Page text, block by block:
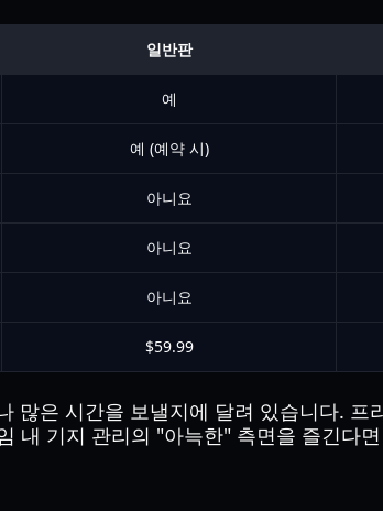
일반판
예
예 (예약 시)
아니요
아니요
아니요
$59.99
많은 시간을 보낼지에 달려 있습니다.
내 기지 관리의 "아늑한" 측면을 즐긴다